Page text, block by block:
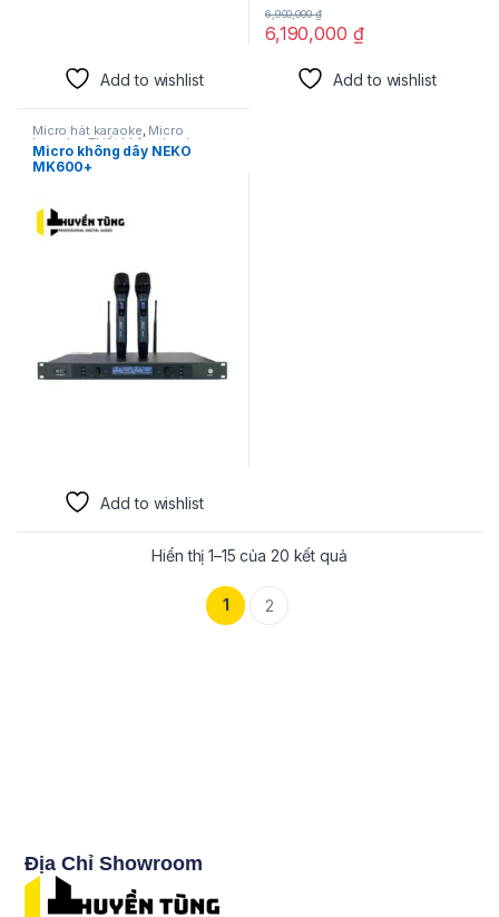
Add to wishlist
6,190,000 ₫
6,900,000₫
Add to wishlist
Micro hát karaoke, Micro
karaoke ,Thiết bị âm thanh
karaoke | KTV
Micro không dây NEKO
MK600+
Add to wishlist
Hiển thị 1–15 của 20 kết quả
1 2
Địa Chỉ Showroom